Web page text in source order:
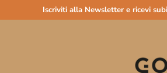
Iscriviti alla Newsletter e ricevi